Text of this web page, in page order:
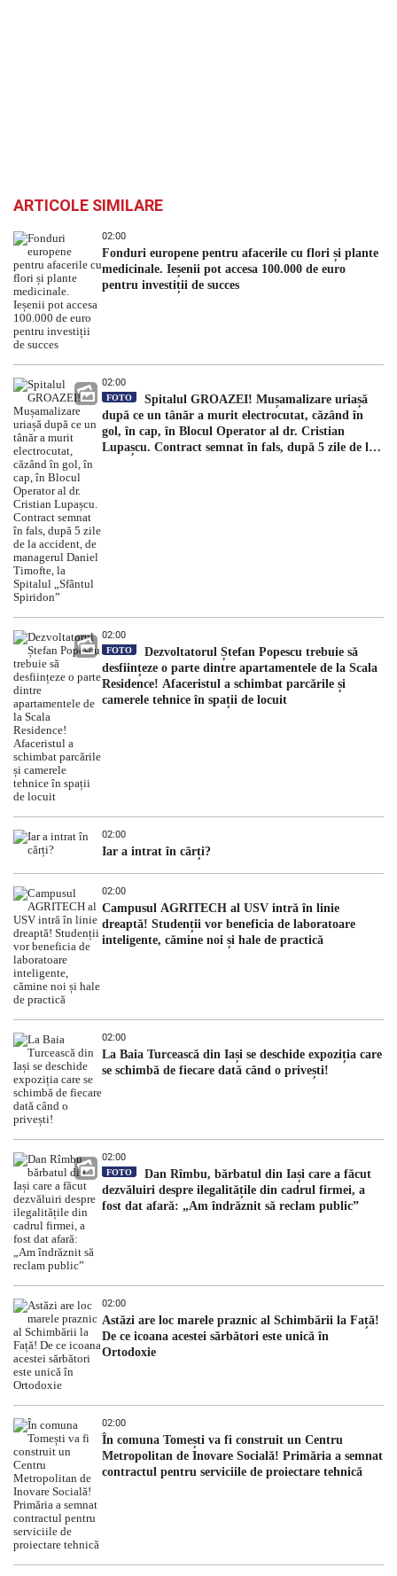
ARTICOLE SIMILARE
02:00
Fonduri europene pentru afacerile cu flori și plante
medicinale. Ieșenii pot accesa 100.000 de euro
pentru investiții de succes
02:00
FOTO
Spitalul GROAZEI! Mușamalizare uriașă
după ce un tânăr a murit electrocutat, căzând în
gol, în cap, în Blocul Operator al dr. Cristian
Lupașcu. Contract semnat în fals, după 5 zile de la
02:00
FOTO
Dezvoltatorul Ștefan Popescu trebuie să
desființeze o parte dintre apartamentele de la Scala
Residence! Afaceristul a schimbat parcările și
camerele tehnice în spații de locuit
02:00
Iar a intrat în cărți?
02:00
Campusul AGRITECH al USV intră în linie
dreaptă! Studenții vor beneficia de laboratoare
inteligente, cămine noi și hale de practică
02:00
La Baia Turcească din Iași se deschide expoziția care
se schimbă de fiecare dată când o privești!
02:00
FOTO
Dan Rîmbu, bărbatul din Iași care a făcut
dezvăluiri despre ilegalitățile din cadrul firmei, a
fost dat afară: „Am îndrăznit să reclam public”
02:00
Astăzi are loc marele praznic al Schimbării la Față!
De ce icoana acestei sărbători este unică în
Ortodoxie
02:00
În comuna Tomești va fi construit un Centru
Metropolitan de Inovare Socială! Primăria a semnat
contractul pentru serviciile de proiectare tehnică